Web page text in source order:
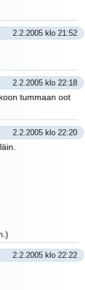
2.2.2005 klo 21:52
2.2.2005 klo 22:18
tummaan oot
2.2.2005 klo 22:20
2.2.2005 klo 22:22